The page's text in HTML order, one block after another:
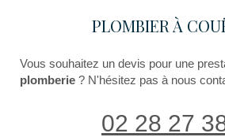
PLOMBIER À
Vous souhaitez un devis pour une
plomberie ? N'hésitez pas à nous
02 28 27